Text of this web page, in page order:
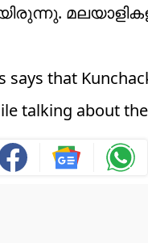
says that
talking about